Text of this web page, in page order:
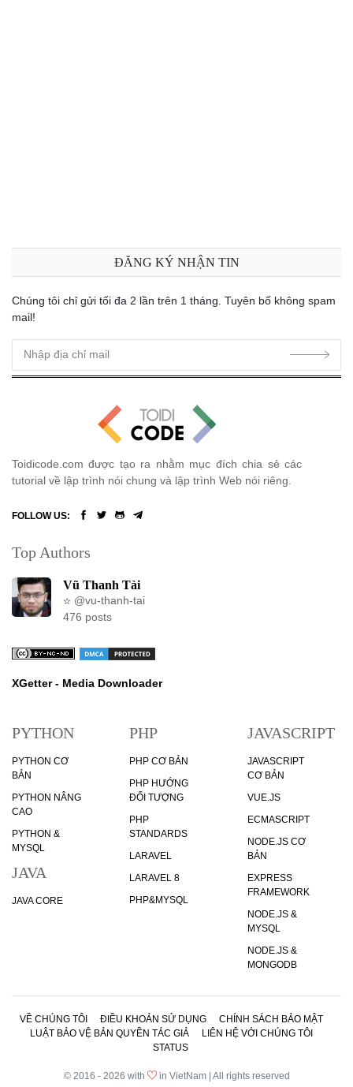
ĐĂNG KÝ NHẬN TIN
Chúng tôi chỉ gửi tối đa 2 lần trên 1 tháng. Tuyên bố không spam
mail!
Toidicode.com được tạo ra nhằm mục đích chia sẻ các
tutorial về lập trình nói chung và lập trình Web nói riêng.
FOLLOW US:
Top Authors
Vũ Thanh Tài
@vu-thanh-tai
476 posts
XGetter - Media Downloader
PYTHON
PYTHON CƠ
BẢN
PYTHON NÂNG
CAO
PYTHON &
MYSQL
JAVA
JAVA CORE
PHP
PHP CƠ BẢN
PHP HƯỚNG
ĐỐI TƯỢNG
PHP
STANDARDS
LARAVEL
LARAVEL 8
PHP&MYSQL
JAVASCRIPT
JAVASCRIPT
CƠ BẢN
VUE.JS
ECMASCRIPT
NODE.JS CƠ
BẢN
EXPRESS
FRAMEWORK
NODE.JS &
MYSQL
NODE.JS &
MONGODB
VỀ CHÚNG TÔI ĐIỀU KHOẢN SỬ DỤNG
CHÍNH SÁCH BẢO MẬT
LUẬT BẢO VỆ BẢN QUYỀN TÁC GIẢ
LIÊN HỆ VỚI CHÚNG TÔI
STATUS
© 2016 - 2026 with in VietNam | All rights reserved